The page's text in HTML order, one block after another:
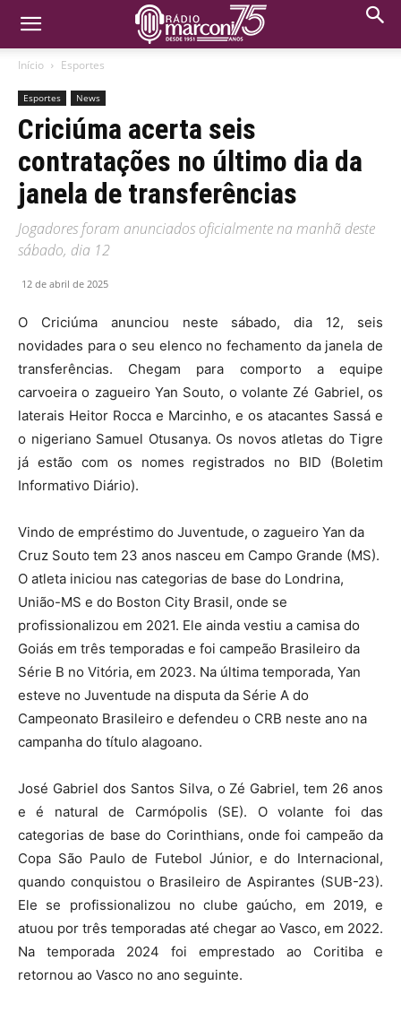
Início Esportes
Esportes News
Criciúma acerta seis
contratações no último dia da
janela de transferências
Jogadores foram anunciados oficialmente na manhã deste
sábado, dia 12
12 de abril de 2025
O Criciúma anunciou neste sábado, dia 12, seis
novidades para o seu elenco no fechamento da janela de
transferências. Chegam para comporto a equipe
carvoeira o zagueiro Yan Souto, o volante Zé Gabriel, os
laterais Heitor Rocca e Marcinho, e os atacantes Sassá e
o nigeriano Samuel Otusanya. Os novos atletas do Tigre
já estão com os nomes registrados no BID (Boletim
Informativo Diário).
Vindo de empréstimo do Juventude, o zagueiro Yan da
Cruz Souto tem 23 anos nasceu em Campo Grande (MS).
O atleta iniciou nas categorias de base do Londrina,
União-MS e do Boston City Brasil, onde se
profissionalizou em 2021. Ele ainda vestiu a camisa do
Goiás em três temporadas e foi campeão Brasileiro da
Série B no Vitória, em 2023. Na última temporada, Yan
esteve no Juventude na disputa da Série A do
Campeonato Brasileiro e defendeu o CRB neste ano na
campanha do título alagoano.
José Gabriel dos Santos Silva, o Zé Gabriel, tem 26 anos
e é natural de Carmópolis (SE). O volante foi das
categorias de base do Corinthians, onde foi campeão da
Copa São Paulo de Futebol Júnior, e do Internacional,
quando conquistou o Brasileiro de Aspirantes (SUB-23).
Ele se profissionalizou no clube gaúcho, em 2019, e
atuou por três temporadas até chegar ao Vasco, em 2022.
Na temporada 2024 foi emprestado ao Coritiba e
retornou ao Vasco no ano seguinte.